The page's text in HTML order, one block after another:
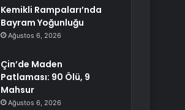
Kemikli Rampaları’nda
Bayram Yoğunluğu
Ağustos 6, 2026
Çin’de Maden
Patlaması: 90 Ölü, 9
Mahsur
Ağustos 6, 2026